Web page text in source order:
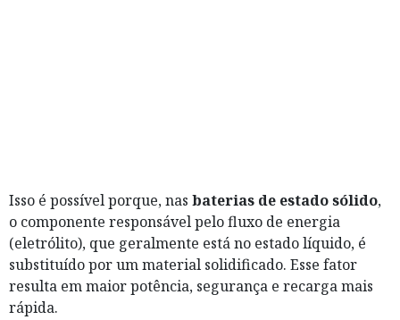
Isso é possível porque, nas baterias de estado sólido,
o componente responsável pelo fluxo de energia
(eletrólito), que geralmente está no estado líquido, é
substituído por um material solidificado. Esse fator
resulta em maior potência, segurança e recarga mais
rápida.